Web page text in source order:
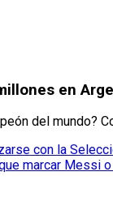
en
del mundo?
con la
marcar Messi